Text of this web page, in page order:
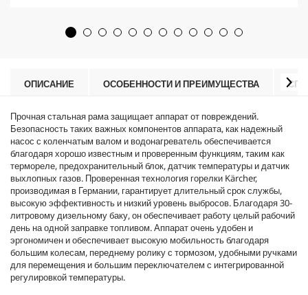
e
ОПИСАНИЕ ОСОБЕННОСТИ И ПРЕИМУЩЕСТВА
Прочная стальная рама защищает аппарат от повреждений.
Безопасность таких важных компонентов аппарата, как надежный
насос с коленчатым валом и водонагреватель обеспечивается
благодаря хорошо известным и проверенным функциям, таким как
термореле, предохранительный блок, датчик температуры и датчик
выхлопных газов. Проверенная технология горелки Kärcher,
производимая в Германии, гарантирует длительный срок службы,
высокую эффективность и низкий уровень выбросов. Благодаря 30-
литровому дизельному баку, он обеспечивает работу целый рабочий
день на одной заправке топливом. Аппарат очень удобен и
эргономичен и обеспечивает высокую мобильность благодаря
большим колесам, переднему ролику с тормозом, удобными ручками
для перемещения и большим переключателем с интегрированной
регулировкой температуры.